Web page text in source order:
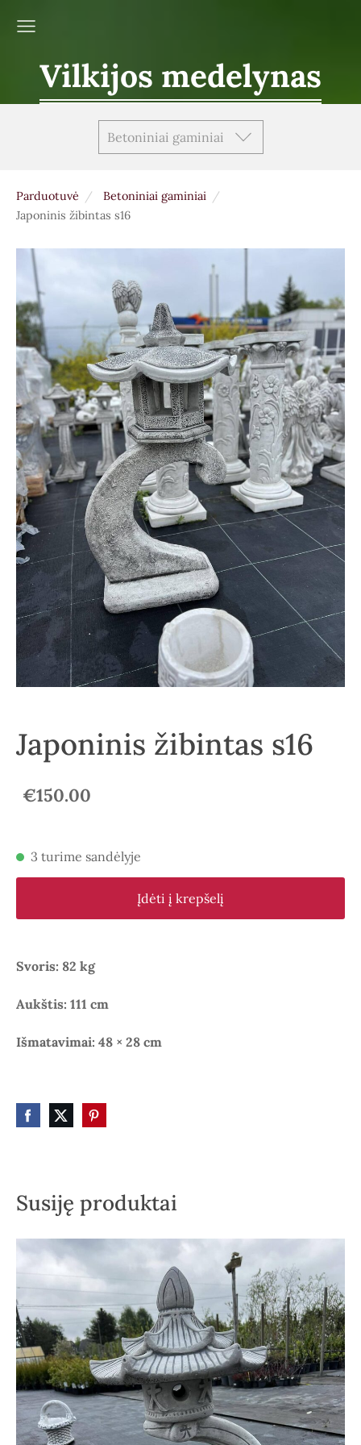
Vilkijos medelynas
Betoniniai gaminiai
Parduotuvė
Betoniniai gaminiai
Japoninis žibintas s16
Japoninis žibintas s16
€150.00
3 turime sandėlyje
Įdėti į krepšelį
Svoris: 82 kg
Aukštis: 111 cm
Išmatavimai: 48 × 28 cm
Susiję produktai